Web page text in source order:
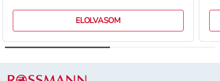
ELOLVASOM
Lábléc